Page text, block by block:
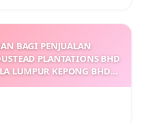
BAGI PENJUALAN
PLANTATIONS BHD
LUMPUR KEPONG BHD